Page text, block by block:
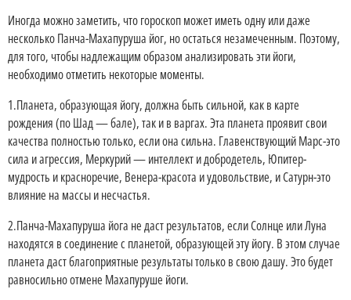
Иногда можно заметить, что гороскоп может иметь одну или даже
несколько Панча-Махапуруша йог, но остаться незамеченным. Поэтому,
для того, чтобы надлежащим образом анализировать эти йоги,
необходимо отметить некоторые моменты.
1.Планета, образующая йогу, должна быть сильной, как в карте
рождения (по Шад — бале), так и в варгах. Эта планета проявит свои
качества полностью только, если она сильна. Главенствующий Марс-это
сила и агрессия, Меркурий — интеллект и добродетель, Юпитер-
мудрость и красноречие, Венера-красота и удовольствие, и Сатурн-это
влияние на массы и несчастья.
2.Панча-Махапуруша йога не даст результатов, если Солнце или Луна
находятся в соединение с планетой, образующей эту йогу. В этом случае
планета даст благоприятные результаты только в свою дашу. Это будет
равносильно отмене Махапуруше йоги.